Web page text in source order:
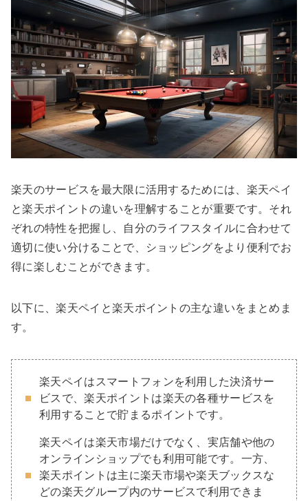
楽天のサービスを最大限に活用するためには、楽天ペイ
と楽天ポイントの違いを理解することが重要です。それ
ぞれの特性を把握し、自分のライフスタイルに合わせて
適切に使い分けることで、ショッピングをより便利でお
得に楽しむことができます。
以下に、楽天ペイと楽天ポイントの主な違いをまとめま
す。
楽天ペイはスマートフォンを利用した決済サー
ビスで、楽天ポイントは楽天の各種サービスを
利用することで貯まるポイントです。
楽天ペイは楽天市場だけでなく、実店舗や他の
オンラインショップでも利用可能です。一方、
楽天ポイントは主に楽天市場や楽天ブックスな
どの楽天グループ内のサービスで利用できま